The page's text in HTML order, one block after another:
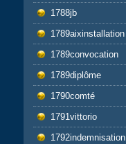
1788jb
1789aixinstallation
1789convocation
1789diplôme
1790comté
1791vittorio
1792indemnisation